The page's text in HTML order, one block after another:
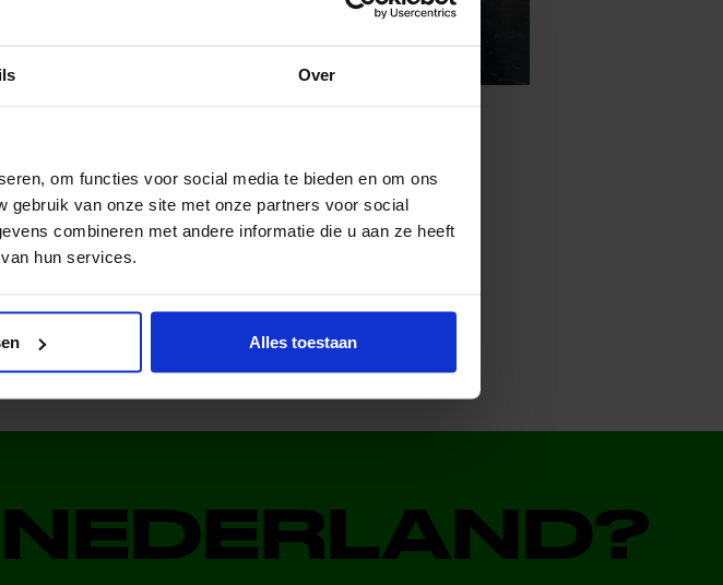
Over
om functies voor social media te bieden en om ons
gebruik van onze site met onze partners voor social
combineren met andere informatie die u aan ze heeft
hun services.
Alles toestaan